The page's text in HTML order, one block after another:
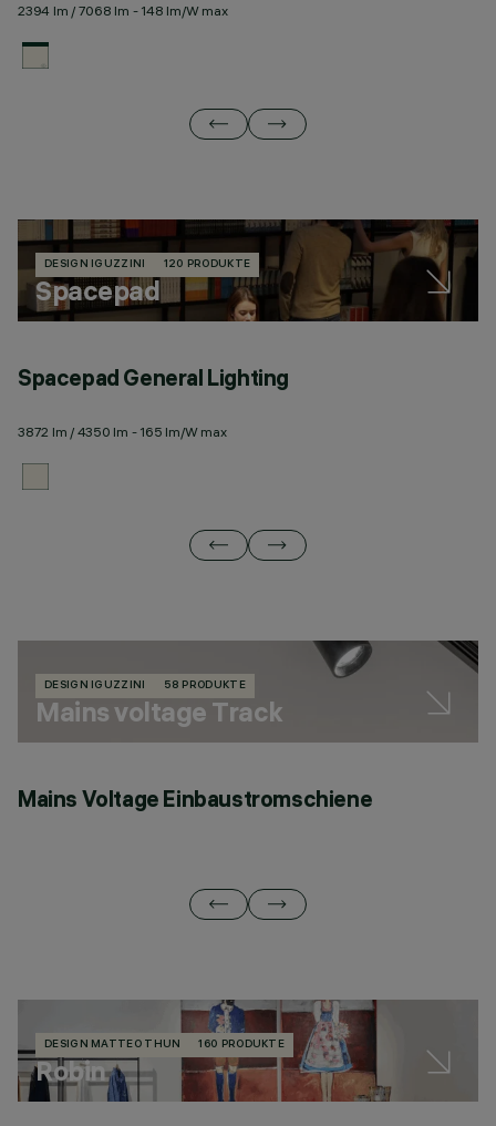
2394 lm / 7068 lm - 148 lm/W max
DESIGN IGUZZINI 120 PRODUKTE
Spacepad
Spacepad General Lighting
3872 lm / 4350 lm - 165 lm/W max
DESIGN IGUZZINI 58 PRODUKTE
Mains voltage Track
Mains Voltage Einbaustromschiene
DESIGN MATTEO THUN 160 PRODUKTE
Robin